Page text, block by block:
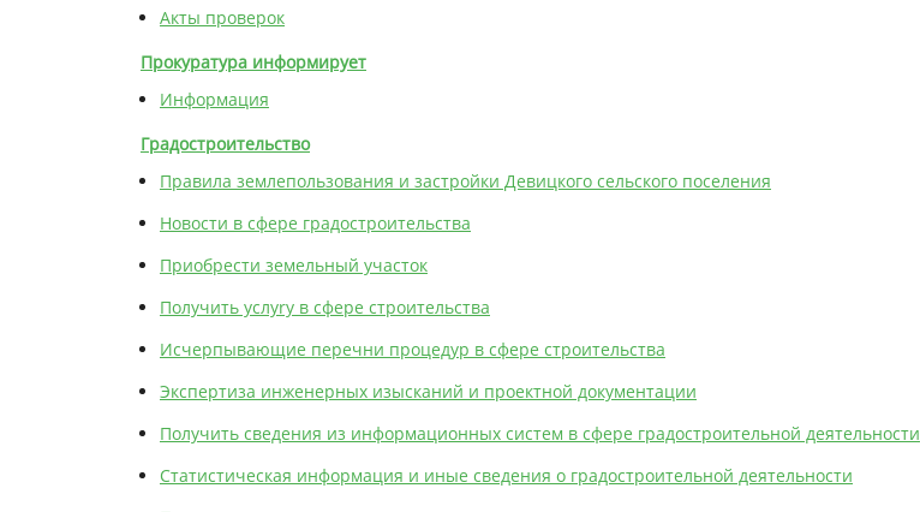
Акты проверок
Прокуратура информирует
Информация
Градостроительство
Правила землепользования и застройки Девицкого сельского поселения
Новости в сфере градостроительства
Приобрести земельный участок
Получить услуry в сфере строительства
Исчерпывающие перечни процедур в сфере строительства
Экспертиза инженерных изысканий и проектной документации
Получить сведения из информационных систем в сфере градостроительной деятельности
Статистическая информация и иные сведения о градостроительной деятельности